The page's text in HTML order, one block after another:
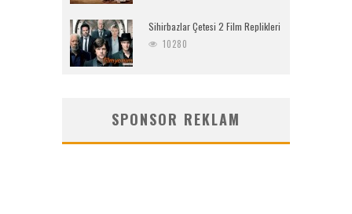
Sihirbazlar Çetesi 2 Film Replikleri
10280
SPONSOR REKLAM